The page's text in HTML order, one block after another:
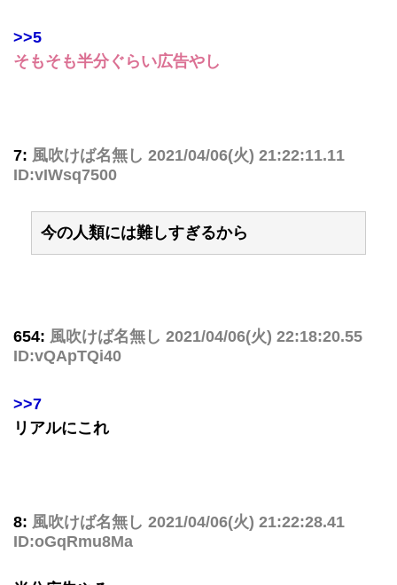
>>5
そもそも半分ぐらい広告やし
7: 風吹けば名無し 2021/04/06(火) 21:22:11.11
ID:vIWsq7500
今の人類には難しすぎるから
654: 風吹けば名無し 2021/04/06(火) 22:18:20.55
ID:vQApTQi40
>>7
リアルにこれ
8: 風吹けば名無し 2021/04/06(火) 21:22:28.41
ID:oGqRmu8Ma